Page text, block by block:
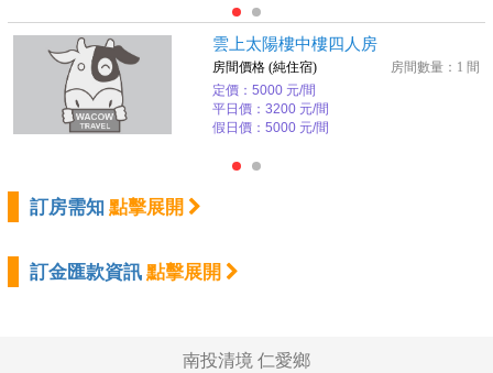
雲上太陽樓中樓四人房
房間數量：1 間
房間價格 (純住宿)
定價：5000 元/間
平日價：3200 元/間
假日價：5000 元/間
訂房需知 點擊展開
訂金匯款資訊 點擊展開
南投清境 仁愛鄉